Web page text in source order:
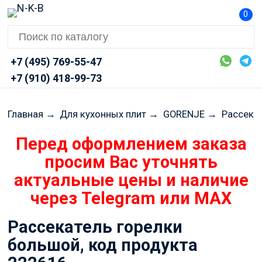
0
+7 (495) 769-55-47
+7 (910) 418-99-73
Главная → Для кухонных плит → GORENJE→
Перед оформлением заказа
просим Вас уточнять
актуальные цены и наличие
через Telegram или MAX
Рассекатель горелки
большой, код продукта